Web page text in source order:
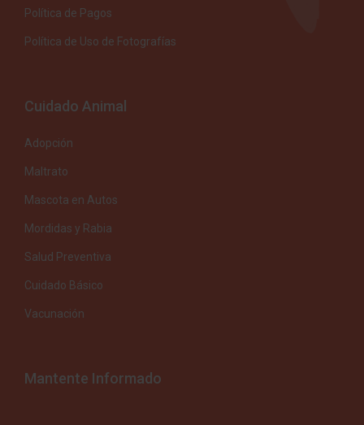
Política de Pagos
Política de Uso de Fotografías
Cuidado Animal
Adopción
Maltrato
Mascota en Autos
Mordidas y Rabia
Salud Preventiva
Cuidado Básico
Vacunación
Mantente Informado